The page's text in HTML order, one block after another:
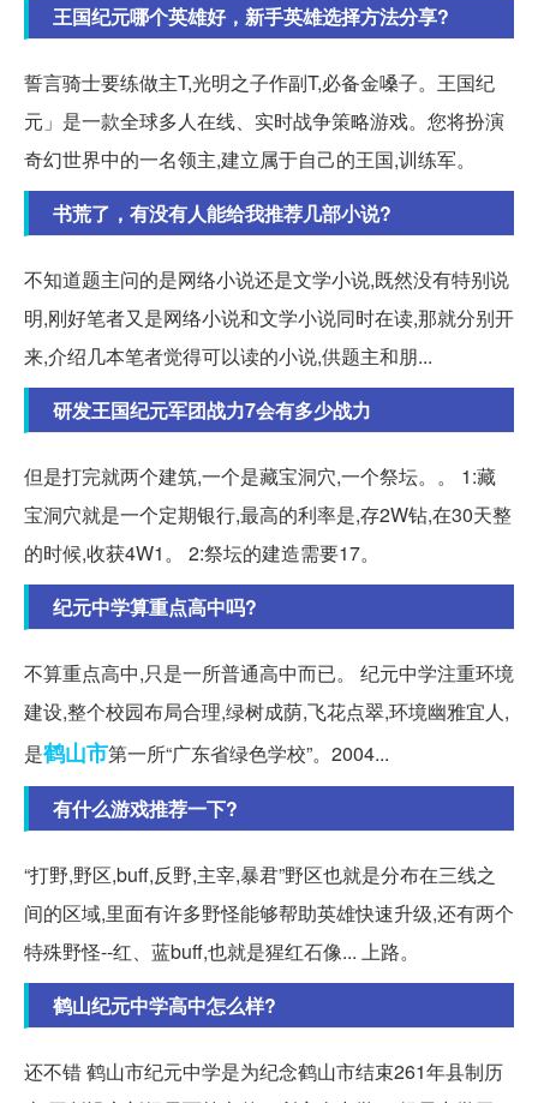
王国纪元哪个英雄好，新手英雄选择方法分享?
誓言骑士要练做主T,光明之子作副T,必备金嗓子。王国纪
元」是一款全球多人在线、实时战争策略游戏。您将扮演
奇幻世界中的一名领主,建立属于自己的王国,训练军。
书荒了，有没有人能给我推荐几部小说?
不知道题主问的是网络小说还是文学小说,既然没有特别说
明,刚好笔者又是网络小说和文学小说同时在读,那就分别开
来,介绍几本笔者觉得可以读的小说,供题主和朋...
研发王国纪元军团战力7会有多少战力
但是打完就两个建筑,一个是藏宝洞穴,一个祭坛。。 1:藏
宝洞穴就是一个定期银行,最高的利率是,存2W钻,在30天整
的时候,收获4W1。 2:祭坛的建造需要17。
纪元中学算重点高中吗?
不算重点高中,只是一所普通高中而已。 纪元中学注重环境
建设,整个校园布局合理,绿树成荫,飞花点翠,环境幽雅宜人,
是鹤山市第一所“广东省绿色学校”。2004...
有什么游戏推荐一下?
“打野,野区,buff,反野,主宰,暴君”野区也就是分布在三线之
间的区域,里面有许多野怪能够帮助英雄快速升级,还有两个
特殊野怪--红、蓝buff,也就是猩红石像... 上路。
鹤山纪元中学高中怎么样?
还不错 鹤山市纪元中学是为纪念鹤山市结束261年县制历